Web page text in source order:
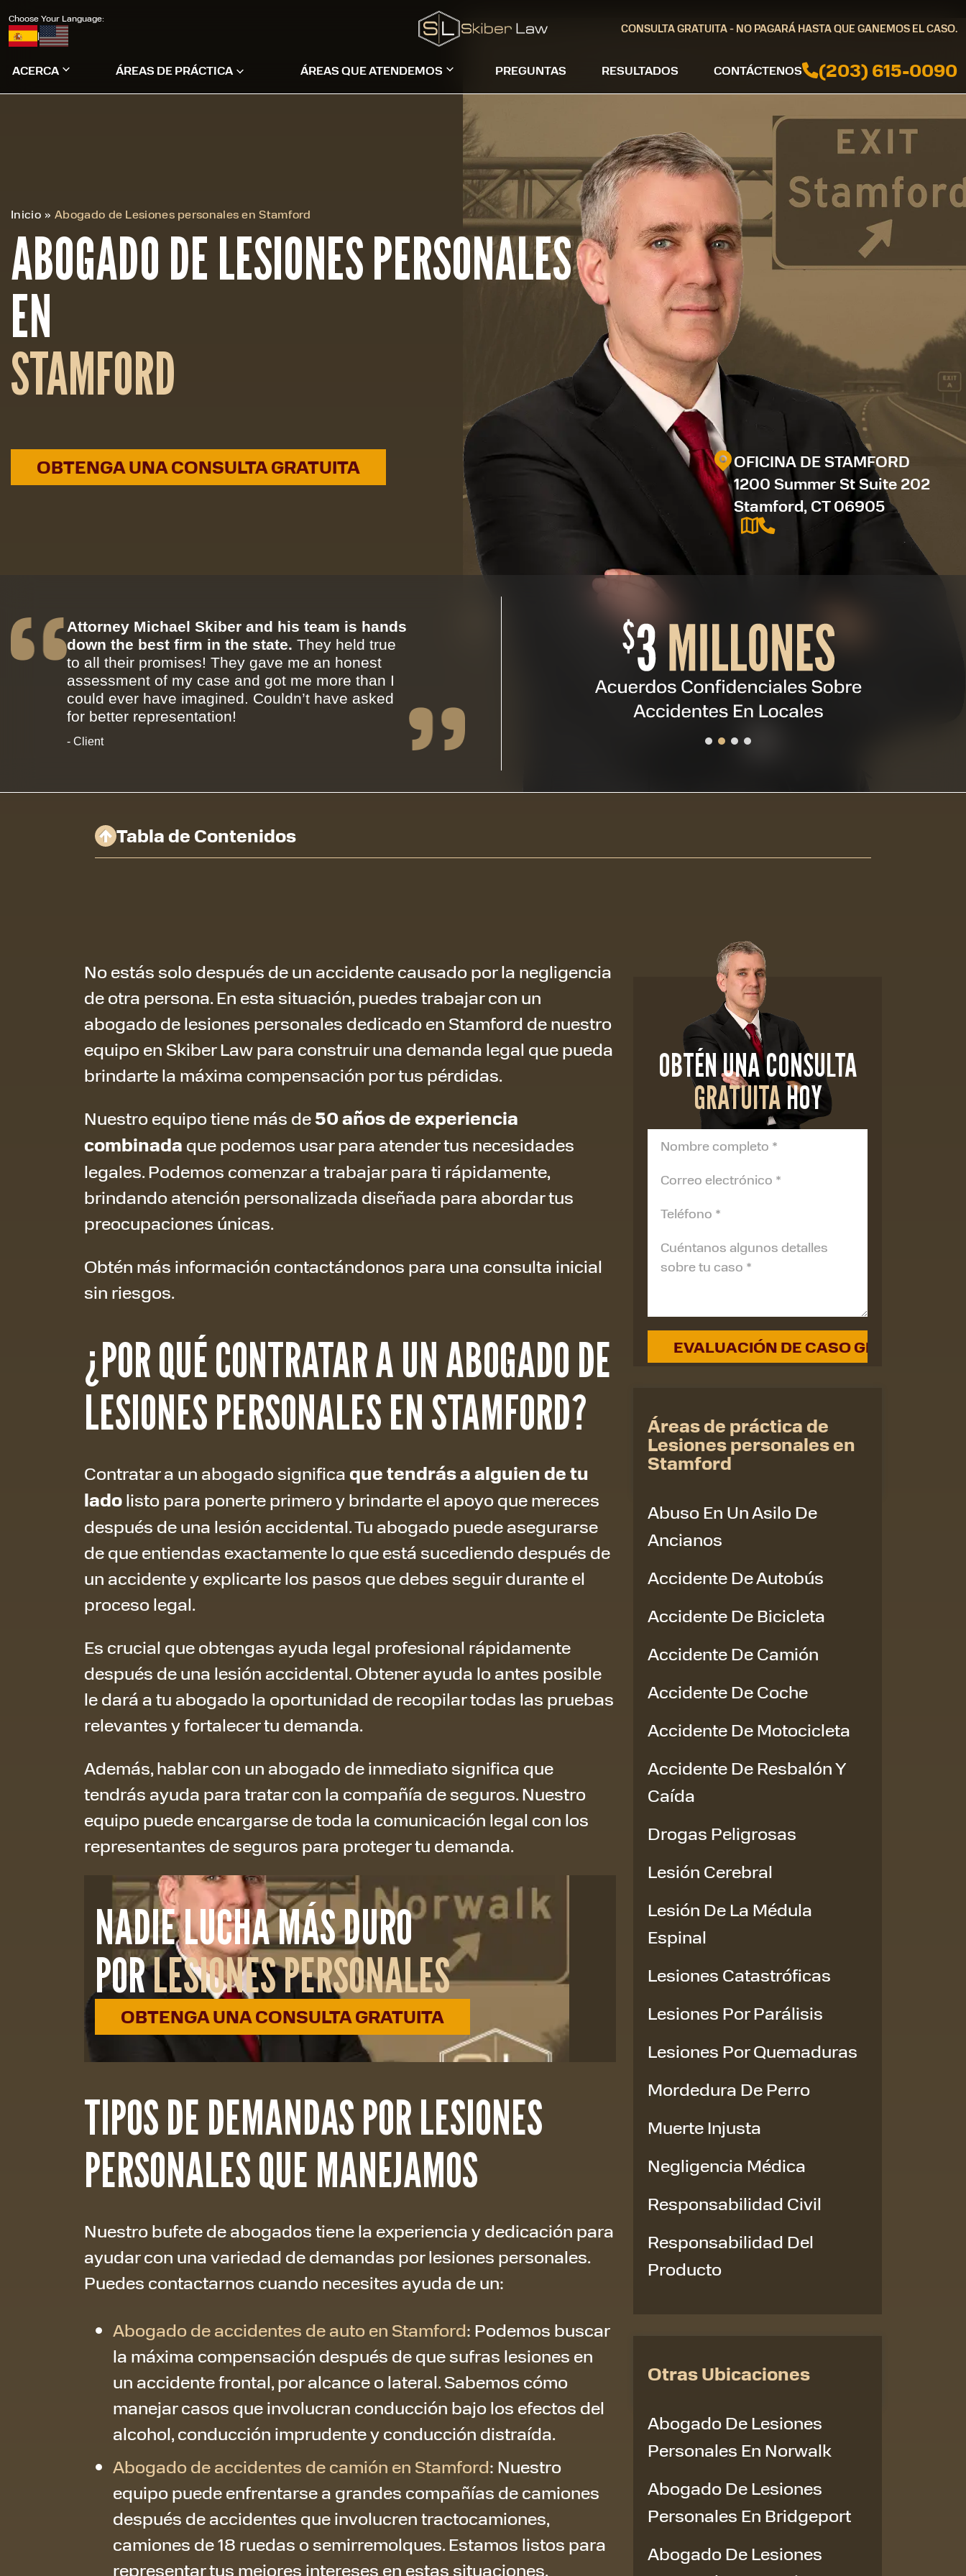
Choose Your Language:
|
CONSULTA GRATUITA - NO PAGARÁ HASTA QUE GANEMOS EL CASO.
ACERCA ÁREAS DE PRÁCTICA ÁREAS QUE ATENDEMOS PREGUNTAS RESULTADOS CONTÁCTENOS (203) 615-0090
Inicio » Abogado de Lesiones personales en Stamford
ABOGADO DE LESIONES PERSONALES
EN
STAMFORD
OBTENGA UNA CONSULTA GRATUITA
OFICINA DE STAMFORD
1200 Summer St Suite 202
Stamford, CT 06905
Attorney Michael Skiber and his team is hands
down the best firm in the state. They held true
to all their promises! They gave me an honest
assessment of my case and got me more than I
could ever have imagined. Couldn’t have asked
for better representation!
- Client
Tabla de Contenidos
No estás solo después de un accidente causado por la negligencia
de otra persona. En esta situación, puedes trabajar con un
abogado de lesiones personales dedicado en Stamford de nuestro
equipo en Skiber Law para construir una demanda legal que pueda
brindarte la máxima compensación por tus pérdidas.
Nuestro equipo tiene más de50 años de experiencia
combinada que podemos usar para atender tus necesidades
legales. Podemos comenzar a trabajar para ti rápidamente,
brindando atención personalizada diseñada para abordar tus
preocupaciones únicas.
Obtén más información contactándonos para una consulta inicial
sin riesgos.
¿POR QUÉ CONTRATAR A UN ABOGADO DE
LESIONES PERSONALES EN STAMFORD?
Contratar a un abogado significaque tendrás a alguien de tu
ladolisto para ponerte primero y brindarte el apoyo que mereces
después de una lesión accidental. Tu abogado puede asegurarse
de que entiendas exactamente lo que está sucediendo después de
un accidente y explicarte los pasos que debes seguir durante el
proceso legal.
Es crucial que obtengas ayuda legal profesional rápidamente
después de una lesión accidental. Obtener ayuda lo antes posible
le dará a tu abogado la oportunidad de recopilar todas las pruebas
relevantes y fortalecer tu demanda.
Además, hablar con un abogado de inmediato significa que
tendrás ayuda para tratar con la compañía de seguros. Nuestro
equipo puede encargarse de toda la comunicación legal con los
representantes de seguros para proteger tu demanda.
NADIE LUCHA MÁS DURO
PORLESIONES PERSONALES
OBTENGA UNA CONSULTA GRATUITA
TIPOS DE DEMANDAS POR LESIONES
PERSONALES QUE MANEJAMOS
Nuestro bufete de abogados tiene la experiencia y dedicación para
ayudar con una variedad de demandas por lesiones personales.
Puedes contactarnos cuando necesites ayuda de un:
Abogado de accidentes de auto en Stamford: Podemos buscar
la máxima compensación después de que sufras lesiones en
un accidente frontal, por alcance o lateral. Sabemos cómo
manejar casos que involucran conducción bajo los efectos del
alcohol, conducción imprudente y conducción distraída.
Abogado de accidentes de camión en Stamford: Nuestro
equipo puede enfrentarse a grandes compañías de camiones
después de accidentes que involucren tractocamiones,
camiones de 18 ruedas o semirremolques. Estamos listos para
representar tus mejores intereses en estas situaciones.
OBTÉN UNA CONSULTA
GRATUITAHOY
Áreas de práctica de
Lesiones personales en
Stamford
Abuso En Un Asilo De
Ancianos
Accidente De Autobús
Accidente De Bicicleta
Accidente De Camión
Accidente De Coche
Accidente De Motocicleta
Accidente De Resbalón Y
Caída
Drogas Peligrosas
Lesión Cerebral
Lesión De La Médula
Espinal
Lesiones Catastróficas
Lesiones Por Parálisis
Lesiones Por Quemaduras
Mordedura De Perro
Muerte Injusta
Negligencia Médica
Responsabilidad Civil
Responsabilidad Del
Producto
Otras Ubicaciones
Abogado De Lesiones
Personales En Norwalk
Abogado De Lesiones
Personales En Bridgeport
Abogado De Lesiones